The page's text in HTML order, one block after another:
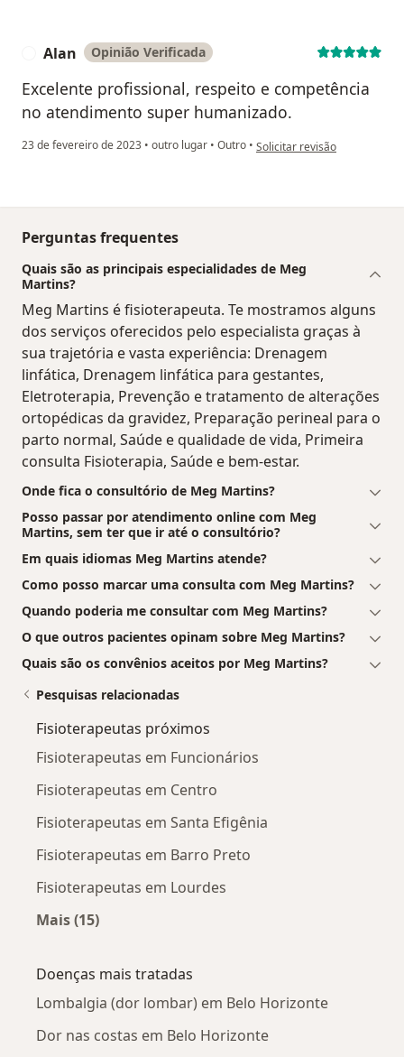
Alan Opinião Verificada
Excelente profissional, respeito e competência
no atendimento super humanizado.
23 de fevereiro de 2023 • outro lugar • Outro • na opinião do utilizador Alan
Solicitar revisão
Perguntas frequentes
Quais são as principais especialidades de Meg
Martins?
Meg Martins é fisioterapeuta. Te mostramos alguns
dos serviços oferecidos pelo especialista graças à
sua trajetória e vasta experiência: Drenagem
linfática, Drenagem linfática para gestantes,
Eletroterapia, Prevenção e tratamento de alterações
ortopédicas da gravidez, Preparação perineal para o
parto normal, Saúde e qualidade de vida, Primeira
consulta Fisioterapia, Saúde e bem-estar.
Onde fica o consultório de Meg Martins?
Posso passar por atendimento online com Meg
Martins, sem ter que ir até o consultório?
Em quais idiomas Meg Martins atende?
Como posso marcar uma consulta com Meg Martins?
Quando poderia me consultar com Meg Martins?
O que outros pacientes opinam sobre Meg Martins?
Quais são os convênios aceitos por Meg Martins?
Pesquisas relacionadas
Fisioterapeutas próximos
Fisioterapeutas em Funcionários
Fisioterapeutas em Centro
Fisioterapeutas em Santa Efigênia
Fisioterapeutas em Barro Preto
Fisioterapeutas em Lourdes
Mais (15)
Doenças mais tratadas
Lombalgia (dor lombar) em Belo Horizonte
Dor nas costas em Belo Horizonte